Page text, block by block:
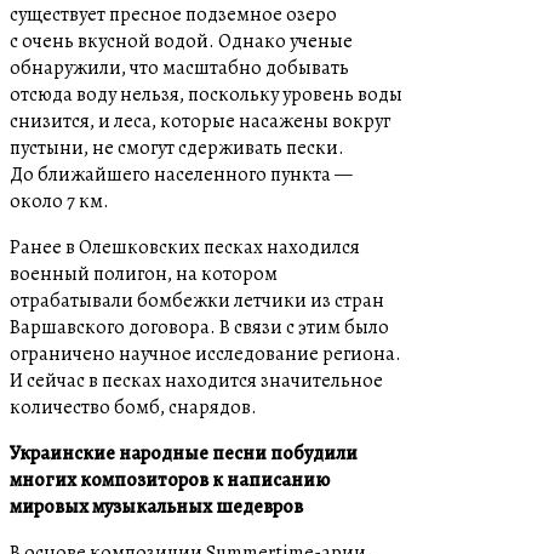
существует пресное подземное озеро
с очень вкусной водой. Однако ученые
обнаружили, что масштабно добывать
отсюда воду нельзя, поскольку уровень воды
снизится, и леса, которые насажены вокруг
пустыни, не смогут сдерживать пески.
До ближайшего населенного пункта —
около 7 км.
Ранее в Олешковских песках находился
военный полигон, на котором
отрабатывали бомбежки летчики из стран
Варшавского договора. В связи с этим было
ограничено научное исследование региона.
И сейчас в песках находится значительное
количество бомб, снарядов.
Украинские народные песни побудили
многих композиторов к написанию
мировых музыкальных шедевров